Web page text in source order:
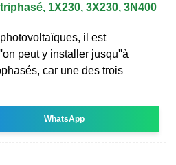
1X230, 3X230, 3N400
il est
peut y installer jusqu''à
car une des trois
WhatsApp